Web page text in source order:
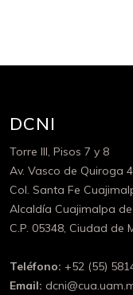
DCNI
Torre III, Pisos 7 y 8
Av. Vasco de Quiroga
Col. Santa Fe
Alcaldía Cuajimalpa
C.P. 05348, Ciudad de
Teléfono: +52 (55)
Email: